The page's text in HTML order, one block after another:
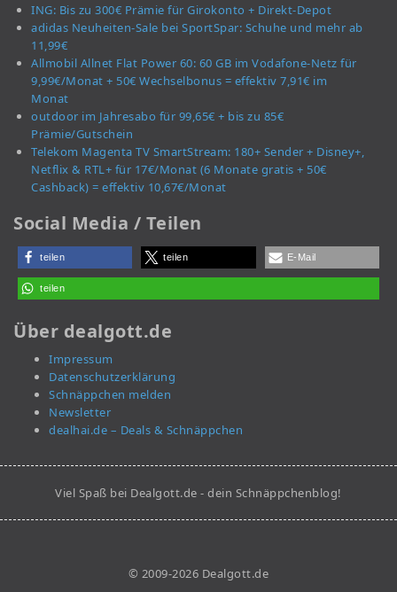
ING: Bis zu 300€ Prämie für Girokonto + Direkt-Depot
adidas Neuheiten-Sale bei SportSpar: Schuhe und mehr ab
11,99€
Allmobil Allnet Flat Power 60: 60 GB im Vodafone-Netz für
9,99€/Monat + 50€ Wechselbonus = effektiv 7,91€ im
Monat
outdoor im Jahresabo für 99,65€ + bis zu 85€
Prämie/Gutschein
Telekom Magenta TV SmartStream: 180+ Sender + Disney+,
Netflix & RTL+ für 17€/Monat (6 Monate gratis + 50€
Cashback) = effektiv 10,67€/Monat
Social Media / Teilen
teilen teilen E-Mail
teilen
Über dealgott.de
Impressum
Datenschutzerklärung
Schnäppchen melden
Newsletter
dealhai.de – Deals & Schnäppchen
Viel Spaß bei Dealgott.de - dein Schnäppchenblog!
© 2009-2026 Dealgott.de